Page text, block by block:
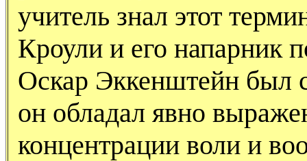
учитель знал этот
Кроули и его напарник
Оскар Эккенштейн был
он обладал явно
концентрации воли и